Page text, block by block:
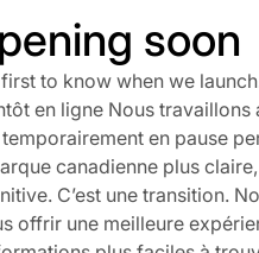
soon
first to know when we
en ligne Nous
en pause
canadienne plus
C’est une transition.
offrir une meilleure